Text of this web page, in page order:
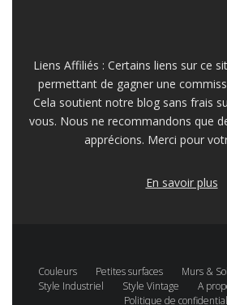
Liens Affiliés : Certains liens sur ce
permettant de gagner une
Cela soutient notre blog sans frais
vous. Nous ne recommandons que
apprécions. Merci pour
En savoir plus
Couleurs Petites surfaces Murs &
Style Industriel
Style Vintage A
Politique de